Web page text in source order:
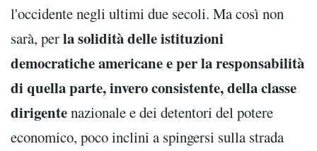
l'occidente negli ultimi due secoli. Ma così non
sarà, perla solidità delle istituzioni
democratiche americane e per la responsabilità
di quella parte, invero consistente, della classe
dirigentenazionale e dei detentori del potere
economico, poco inclini a spingersi sulla strada